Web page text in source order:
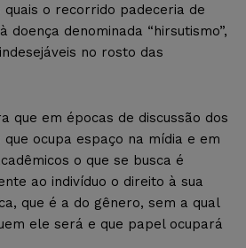
quais o recorrido padeceria de
doença denominada “hirsutismo”,
no rosto das
que em épocas de discussão dos
ocupa espaço na mídia e em
o que se busca é
ao indivíduo o direito à sua
que é a do gênero, sem a qual
ele será e que papel ocupará